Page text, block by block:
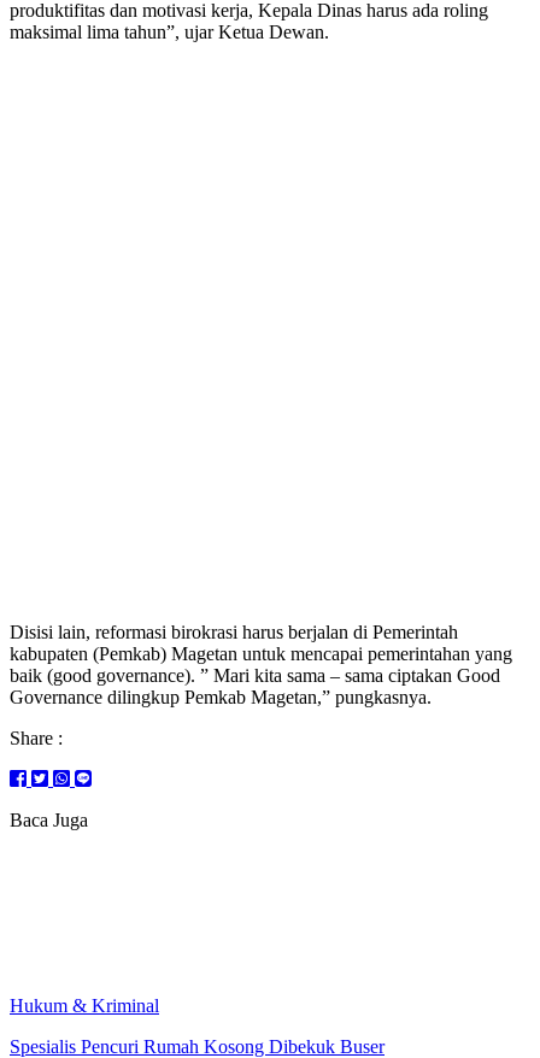
produktifitas dan motivasi kerja, Kepala Dinas harus ada roling
maksimal lima tahun”, ujar Ketua Dewan.
Disisi lain, reformasi birokrasi harus berjalan di Pemerintah
kabupaten (Pemkab) Magetan untuk mencapai pemerintahan yang
baik (good governance). ” Mari kita sama – sama ciptakan Good
Governance dilingkup Pemkab Magetan,” pungkasnya.
Share :
Baca Juga
Hukum & Kriminal
Spesialis Pencuri Rumah Kosong Dibekuk Buser